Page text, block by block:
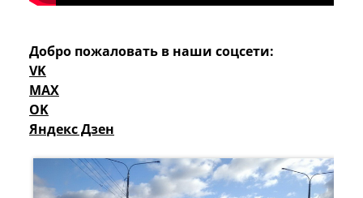
Добро пожаловать в наши соцсети:
VK
MAX
OK
Яндекс Дзен